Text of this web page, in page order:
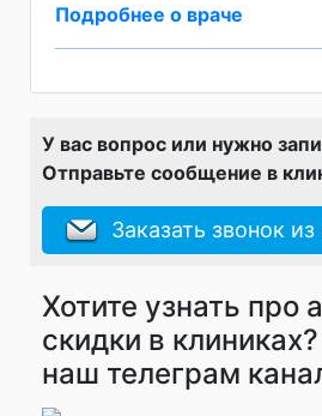
Подробнее о враче
У вас вопрос или нужно
Отправьте сообщение в
Заказать звонок
Хотите узнать про
скидки в
наш телеграм